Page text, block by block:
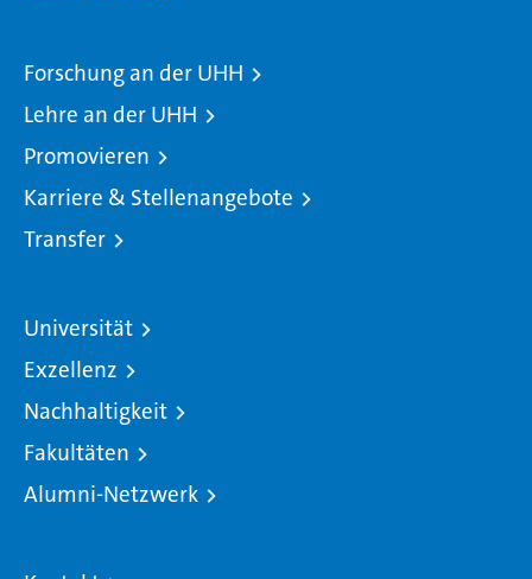
Forschung an der UHH
Lehre an der UHH
Promovieren
Karriere & Stellenangebote
Transfer
Universität
Exzellenz
Nachhaltigkeit
Fakultäten
Alumni-Netzwerk